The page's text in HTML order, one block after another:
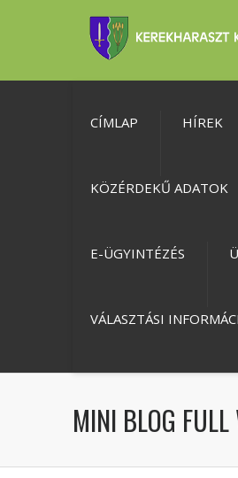
CÍMLAP HÍREK
KÖZÉRDEKŰ ADATOK
E-ÜGYINTÉZÉS
VÁLASZTÁSI
MINI BLOG